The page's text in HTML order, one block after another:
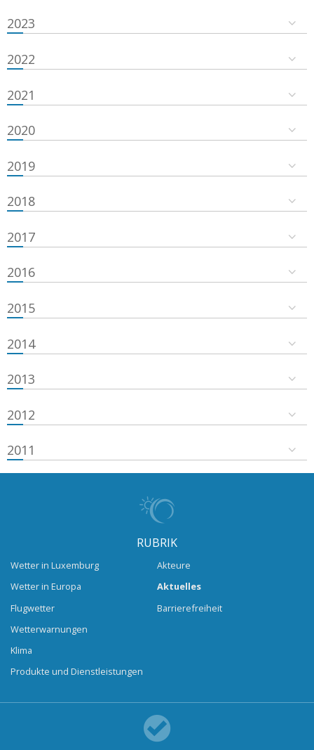
2023
2022
2021
2020
2019
2018
2017
2016
2015
2014
2013
2012
2011
RUBRIK
Wetter in Luxemburg
Wetter in Europa
Flugwetter
Wetterwarnungen
Klima
Produkte und Dienstleistungen
Akteure
Aktuelles
Barrierefreiheit